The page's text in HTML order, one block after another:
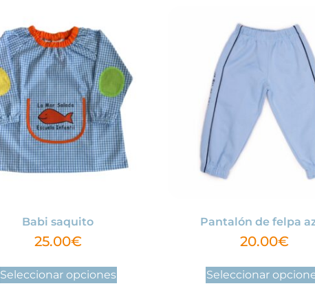
Babi saquito
25.00€
Seleccionar opciones
Pantalón de felpa
20.00€
Seleccionar